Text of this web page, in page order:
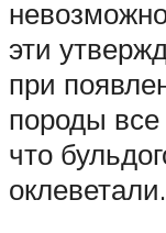
эти
при
породы все
что
оклеветали.